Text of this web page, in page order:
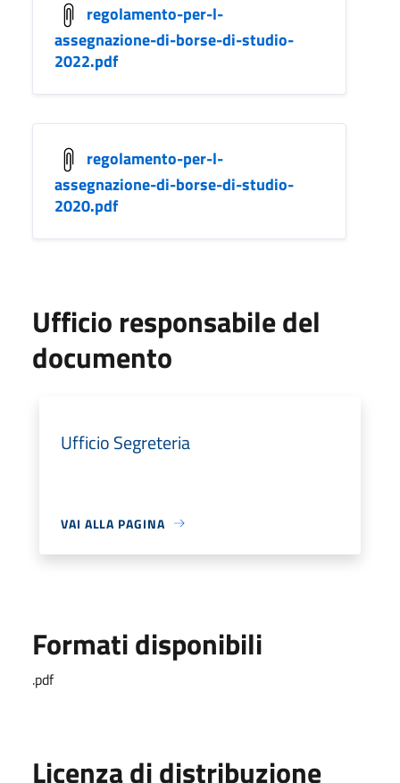
regolamento-per-l-
assegnazione-di-borse-di-studio-
2022.pdf
regolamento-per-l-
assegnazione-di-borse-di-studio-
2020.pdf
Ufficio responsabile del
documento
Ufficio Segreteria
VAI ALLA PAGINA
Formati disponibili
.pdf
Licenza di distribuzione